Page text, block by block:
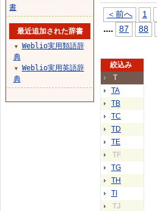
＜前へ 1
.... 87 88
絞込み
T
TA
TB
TC
TD
TE
TF
TG
TH
TI
TJ
書
最近追加された辞書
▼
Weblio実用類語辞
典
▼
Weblio実用英語辞
典